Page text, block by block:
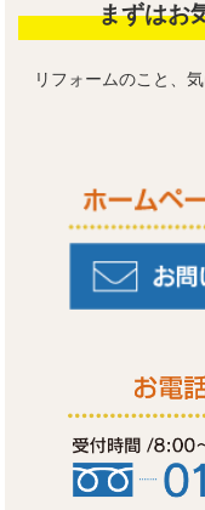
まずはお
リフォームのこと、